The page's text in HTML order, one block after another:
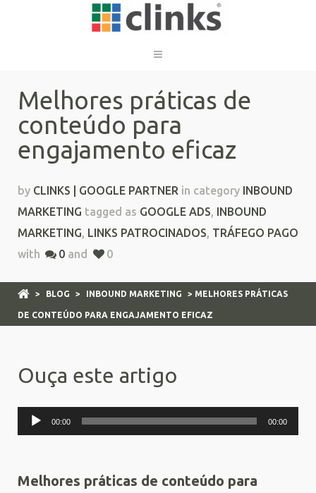
Melhores práticas de
conteúdo para
engajamento eficaz
by CLINKS | GOOGLE PARTNER in category INBOUND
MARKETING tagged as GOOGLE ADS, INBOUND
MARKETING, LINKS PATROCINADOS, TRÁFEGO PAGO
with
0 and 0
> BLOG > INBOUND MARKETING > MELHORES PRÁTICAS
DE CONTEÚDO PARA ENGAJAMENTO EFICAZ
Ouça este artigo
Tocador
de
00:00 00:00
Melhores práticas de conteúdo para